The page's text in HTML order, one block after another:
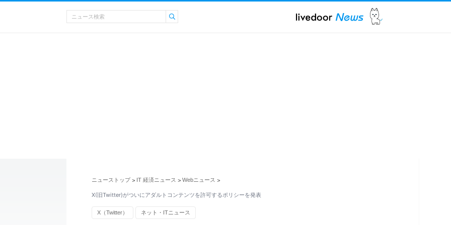
ニューストップ > IT 経済ニュース > Webニュース >
X(旧Twitter)がついにアダルトコンテンツを許可するポリシーを発表
X（Twitter） ネット・ITニュース